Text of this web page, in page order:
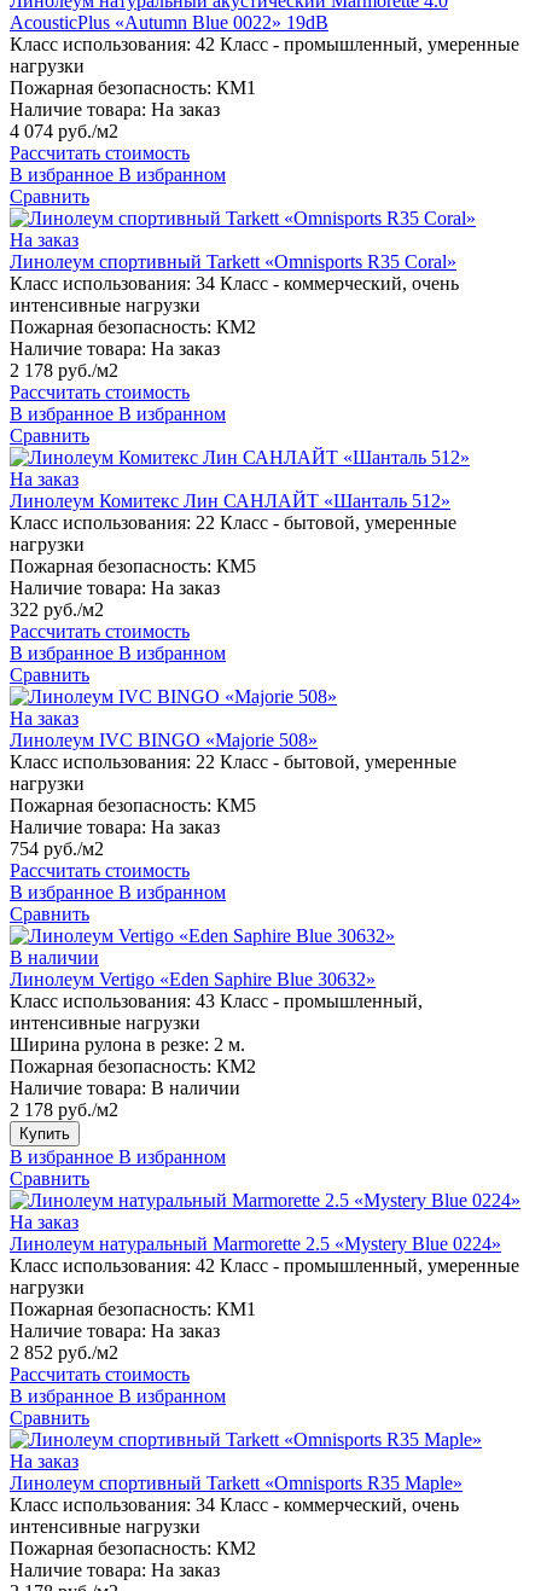
AcousticPlus «Autumn Blue 0022» 19dB
Класс использования: 42 Класс - промышленный, умеренные
нагрузки
Пожарная безопасность: КМ1
Наличие товара: На заказ
4 074 руб./м2
Рассчитать стоимость
В избранное В избранном
Сравнить
На заказ
Линолеум спортивный Tarkett «Omnisports R35 Coral»
Класс использования: 34 Класс - коммерческий, очень
интенсивные нагрузки
Пожарная безопасность: КМ2
Наличие товара: На заказ
2 178 руб./м2
Рассчитать стоимость
В избранное В избранном
Сравнить
На заказ
Линолеум Комитекс Лин САНЛАЙТ «Шанталь 512»
Класс использования: 22 Класс - бытовой, умеренные
нагрузки
Пожарная безопасность: КМ5
Наличие товара: На заказ
322 руб./м2
Рассчитать стоимость
В избранное В избранном
Сравнить
На заказ
Линолеум IVC BINGO «Majorie 508»
Класс использования: 22 Класс - бытовой, умеренные
нагрузки
Пожарная безопасность: КМ5
Наличие товара: На заказ
754 руб./м2
Рассчитать стоимость
В избранное В избранном
Сравнить
В наличии
Линолеум Vertigo «Eden Saphire Blue 30632»
Класс использования: 43 Класс - промышленный,
интенсивные нагрузки
Ширина рулона в резке: 2 м.
Пожарная безопасность: КМ2
Наличие товара: В наличии
2 178 руб./м2
Купить
В избранное В избранном
Сравнить
На заказ
Линолеум натуральный Marmorette 2.5 «Mystery Blue 0224»
Класс использования: 42 Класс - промышленный, умеренные
нагрузки
Пожарная безопасность: КМ1
Наличие товара: На заказ
2 852 руб./м2
Рассчитать стоимость
В избранное В избранном
Сравнить
На заказ
Линолеум спортивный Tarkett «Omnisports R35 Maple»
Класс использования: 34 Класс - коммерческий, очень
интенсивные нагрузки
Пожарная безопасность: КМ2
Наличие товара: На заказ